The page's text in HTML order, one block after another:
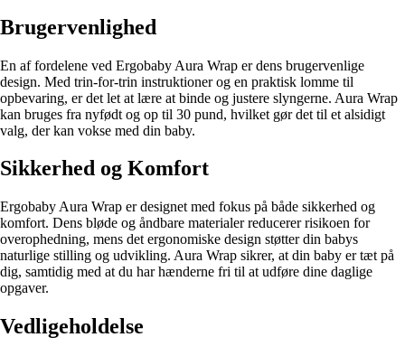
Brugervenlighed
En af fordelene ved Ergobaby Aura Wrap er dens brugervenlige
design. Med trin-for-trin instruktioner og en praktisk lomme til
opbevaring, er det let at lære at binde og justere slyngerne. Aura Wrap
kan bruges fra nyfødt og op til 30 pund, hvilket gør det til et alsidigt
valg, der kan vokse med din baby.
Sikkerhed og Komfort
Ergobaby Aura Wrap er designet med fokus på både sikkerhed og
komfort. Dens bløde og åndbare materialer reducerer risikoen for
overophedning, mens det ergonomiske design støtter din babys
naturlige stilling og udvikling. Aura Wrap sikrer, at din baby er tæt på
dig, samtidig med at du har hænderne fri til at udføre dine daglige
opgaver.
Vedligeholdelse